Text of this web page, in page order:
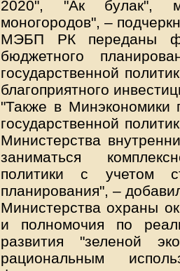
2020", "Ак булак",
моногородов", –
МЭБП РК переданы
бюджетного
государственной
благоприятного
"Также в Минэкономики
государственной
Министерства
заниматься
политики с учетом
планирования", –
Министерства охраны
и полномочия по
развития "зеленой
рациональным